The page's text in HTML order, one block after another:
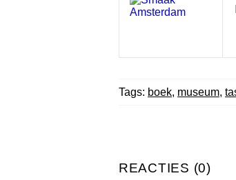
Tags: boek, museum,
REACTIES (0)